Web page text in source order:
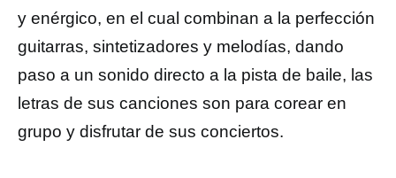
y enérgico, en el cual combinan a la perfección
guitarras, sintetizadores y melodías, dando
paso a un sonido directo a la pista de baile, las
letras de sus canciones son para corear en
grupo y disfrutar de sus conciertos.